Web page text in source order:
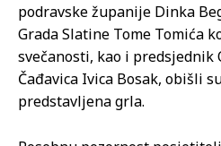
podravske županije Dinka
Grada Slatine Tome Tomića
svečanosti, kao i predsjednik
Čađavica Ivica Bosak, obišli
predstavljena grla.